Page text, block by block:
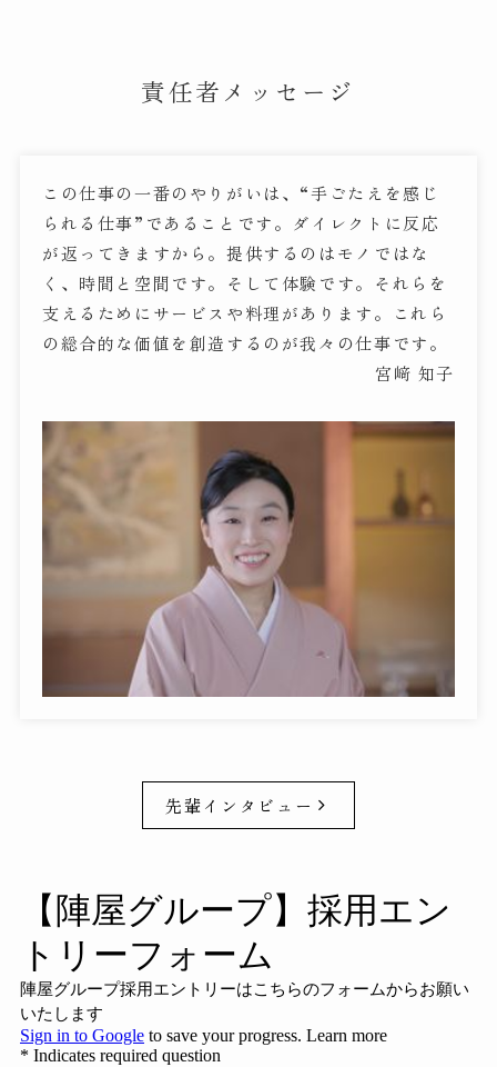
責任者メッセージ
この仕事の一番のやりがいは、“手ごたえを感じ
られる仕事”であることです。ダイレクトに反応
が返ってきますから。提供するのはモノではな
く、時間と空間です。そして体験です。それらを
支えるためにサービスや料理があります。これら
の総合的な価値を創造するのが我々の仕事です。
宮﨑 知子
先輩インタビュー